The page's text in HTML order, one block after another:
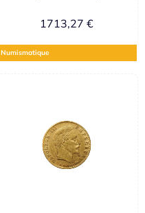
1713,27 €
Numismatique